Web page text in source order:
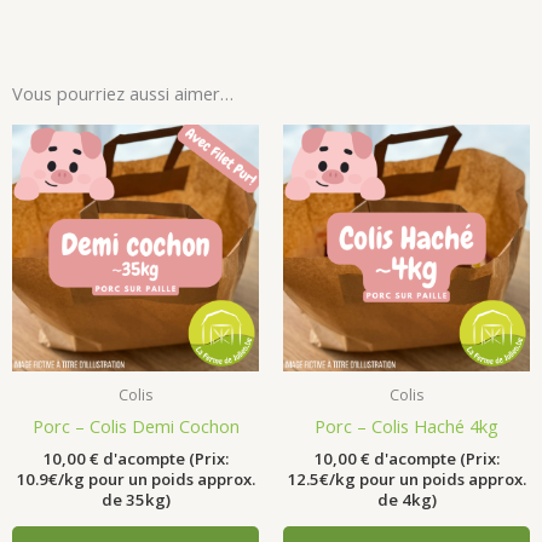
Vous pourriez aussi aimer…
Colis
Porc – Colis Demi Cochon
10,00€ d'acompte (Prix:
10.9€/kg pour un poids approx.
de 35kg)
Colis
Porc – Colis Haché 4kg
10,00€ d'acompte (Prix:
12.5€/kg pour un poids approx.
de 4kg)